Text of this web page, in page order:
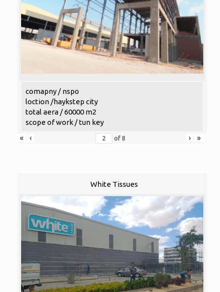
comapny / nspo
loction /haykstep city
total aera / 60000 m2
scope of work / tun key
«
‹ of 8 › »
White Tissues